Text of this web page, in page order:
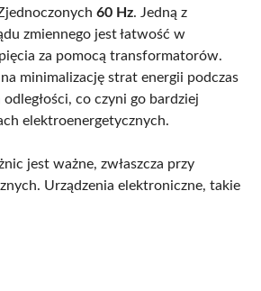
60 Hz. Jedną z
zmiennego jest łatwość w
za pomocą transformatorów.
minimalizację strat energii podczas
odległości, co czyni go bardziej
elektroenergetycznych.
jest ważne, zwłaszcza przy
Urządzenia elektroniczne, takie